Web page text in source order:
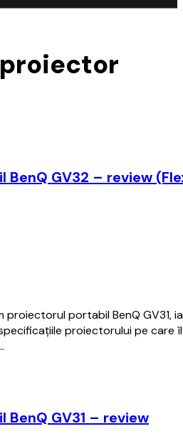
BenQ GV32 – review
portabil BenQ GV31,
proiectorului pe care
GV31 – review